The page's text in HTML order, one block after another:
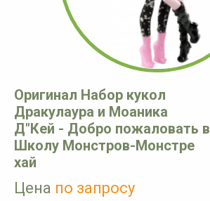
Оригинал Набор кукол
Дракулаура и Моаника
Д"Кей - Добро пожаловать в
Школу Монстров-Монстре
хай
Цена по запросу